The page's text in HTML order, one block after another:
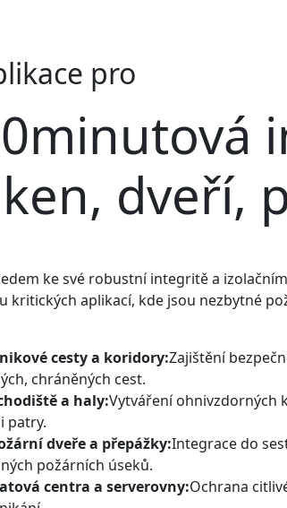
pro
dveří,
ke své robustní integritě a
kritických aplikací, kde jsou nezbytné
cesty a koridory:Zajištění
chráněných cest.
a haly:Vytváření ohnivzdorných
patry.
dveře a přepážky:Integrace do
požárních úseků.
centra a serverovny:Ochrana